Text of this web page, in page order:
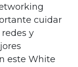
cuidar
y
este White